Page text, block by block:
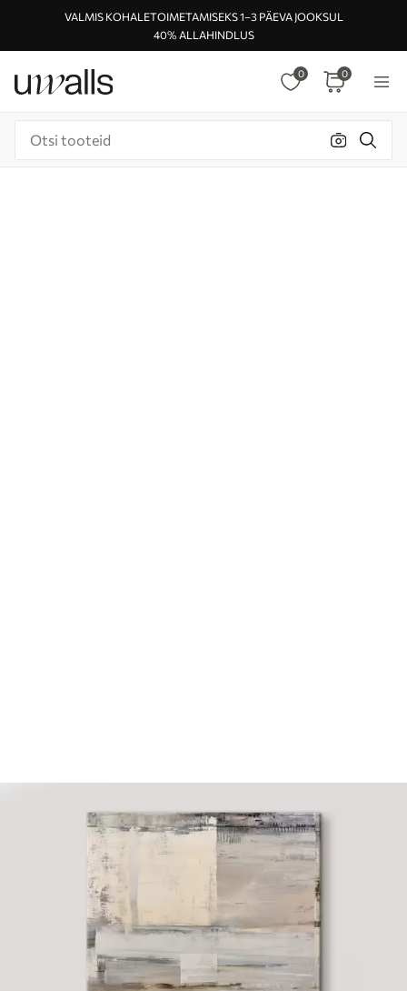
VALMIS KOHALETOIMETAMISEKS 1–3 PÄEVA JOOKSUL
40% ALLAHINDLUS
0 0